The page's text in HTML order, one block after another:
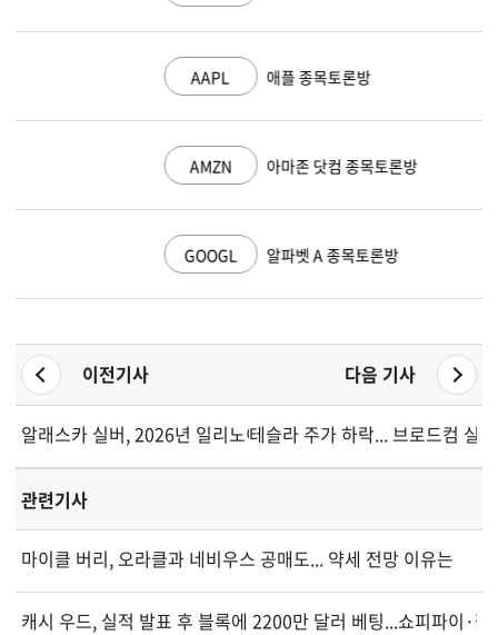
애플 종목토론방
아마존 닷컴 종목토론방
알파벳 A 종목토론방
이전기사 다음 기사
알래스카 실버, 2026년 일리노이 크릭 시추 캠페인 착수
테슬라 주가 하락... 브로드컴 실
관련기사
마이클 버리, 오라클과 네비우스 공매도... 약세 전망 이유는
캐시 우드, 실적 발표 후 블록에 2200만 달러 베팅...쇼피파이·팔